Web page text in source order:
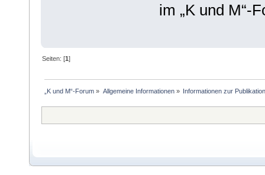
im „K und M“-
Seiten: [1]
„K und M“-Forum » Allgemeine Informationen» Informationen zur Publikation